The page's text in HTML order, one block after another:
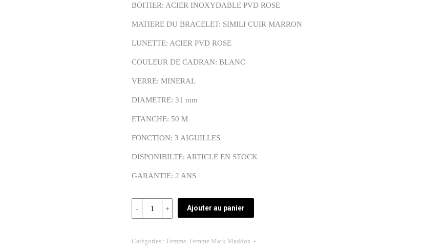
BOITIER: ACIER INOXYDABLE PVD ROSE
MATIERE DU BRACELET: SIMILI CUIR MARRON
LUNETTE: ACIER PVD ROSE
COULEUR DE CADRAN: BLANC
VERRE: MINERAL
DIAMETRE: 31 mm
ETANCHE: 50 M
FONCTION: 3 AIGUILLES
DISPONIBILTE: ARTICLE EN STOCK
GARANTIE: 2 ANS
Quantité
REF:
15
Ajouter au panier
Catégories : Femme, Femme Mark Maddox